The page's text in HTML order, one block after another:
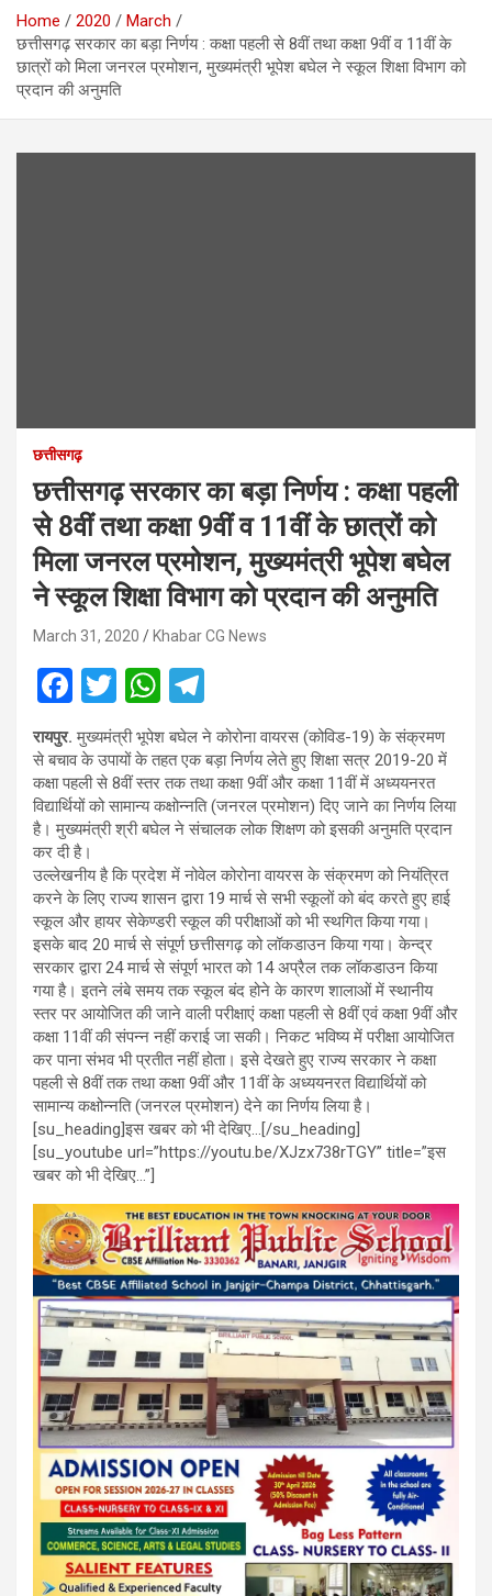
Home 2020
March
छत्तीसगढ़ सरकार का बड़ा निर्णय : कक्षा पहली से 8वीं तथा कक्षा 9वीं व 11वीं के
छात्रों को मिला जनरल प्रमोशन, मुख्यमंत्री भूपेश बघेल ने स्कूल शिक्षा विभाग को
प्रदान की अनुमति
छत्तीसगढ़
छत्तीसगढ़ सरकार का बड़ा निर्णय : कक्षा पहली
से 8वीं तथा कक्षा 9वीं व 11वीं के छात्रों को
मिला जनरल प्रमोशन, मुख्यमंत्री भूपेश बघेल
ने स्कूल शिक्षा विभाग को प्रदान की अनुमति
March 31, 2020 Khabar CG News
F
a
ce
b
o
o
k
T
wi
tt
er
W
h
at
s
A
p
p
el
e
gr
a
m
रायपुर. मुख्यमंत्री भूपेश बघेल ने कोरोना वायरस (कोविड-19) के संक्रमण
से बचाव के उपायों के तहत एक बड़ा निर्णय लेते हुए शिक्षा सत्र 2019-20 में
कक्षा पहली से 8वीं स्तर तक तथा कक्षा 9वीं और कक्षा 11वीं में अध्ययनरत
विद्यार्थियों को सामान्य कक्षोन्नति (जनरल प्रमोशन) दिए जाने का निर्णय लिया
है। मुख्यमंत्री श्री बघेल ने संचालक लोक शिक्षण को इसकी अनुमति प्रदान
कर दी है।
उल्लेखनीय है कि प्रदेश में नोवेल कोरोना वायरस के संक्रमण को नियंत्रित
करने के लिए राज्य शासन द्वारा 19 मार्च से सभी स्कूलों को बंद करते हुए हाई
स्कूल और हायर सेकेण्डरी स्कूल की परीक्षाओं को भी स्थगित किया गया।
इसके बाद 20 मार्च से संपूर्ण छत्तीसगढ़ को लॉकडाउन किया गया। केन्द्र
सरकार द्वारा 24 मार्च से संपूर्ण भारत को 14 अप्रैल तक लॉकडाउन किया
गया है। इतने लंबे समय तक स्कूल बंद होने के कारण शालाओं में स्थानीय
स्तर पर आयोजित की जाने वाली परीक्षाएं कक्षा पहली से 8वीं एवं कक्षा 9वीं और
कक्षा 11वीं की संपन्न नहीं कराई जा सकी। निकट भविष्य में परीक्षा आयोजित
कर पाना संभव भी प्रतीत नहीं होता। इसे देखते हुए राज्य सरकार ने कक्षा
पहली से 8वीं तक तथा कक्षा 9वीं और 11वीं के अध्ययनरत विद्यार्थियों को
सामान्य कक्षोन्नति (जनरल प्रमोशन) देने का निर्णय लिया है।
[su_heading]इस खबर को भी देखिए…[/su_heading]
[su_youtube url=”https://youtu.be/XJzx738rTGY” title=”इस
खबर को भी देखिए…”]